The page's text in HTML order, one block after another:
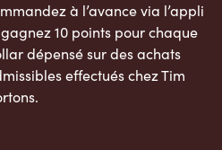
à l’avance via l’appli
10 points pour chaque
dépensé sur des achats
effectués chez Tim